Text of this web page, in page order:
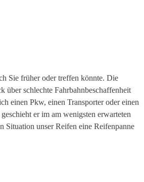
Sie früher oder treffen könnte. Die
über schlechte Fahrbahnbeschaffenheit
einen Pkw, einen Transporter oder einen
er im am wenigsten erwarteten
Situation unser Reifen eine Reifenpanne